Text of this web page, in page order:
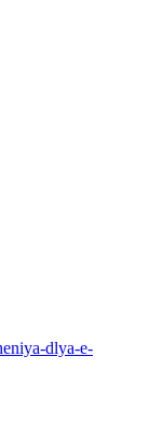
dlya-e-